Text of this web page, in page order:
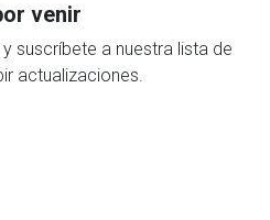
venir
suscríbete a nuestra lista de
actualizaciones.